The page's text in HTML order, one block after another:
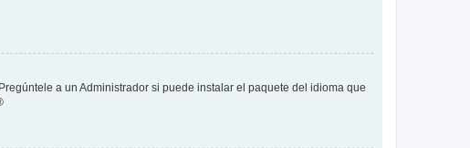
a un Administrador si puede instalar el paquete del idioma que